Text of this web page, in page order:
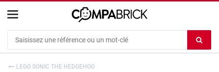
le
LEGO SONIC THE HEDGEHOG
Cookies management panel